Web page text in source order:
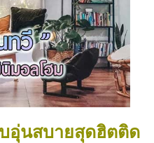
อุ่นสบายสุดฮิตติด